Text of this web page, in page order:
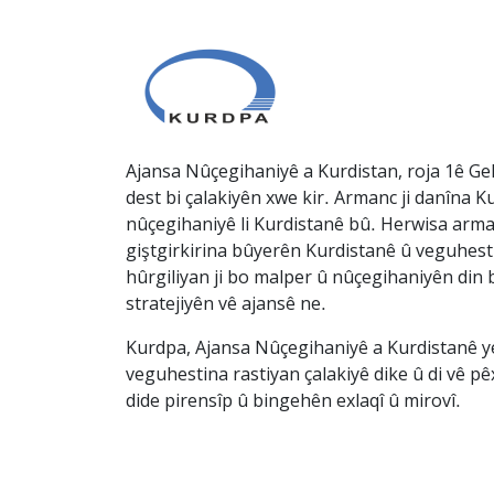
Ajansa Nûçegihaniyê a Kurdistan, roja 1ê
dest bi çalakiyên xwe kir. Armanc ji danîna
nûçegihaniyê li Kurdistanê bû. Herwisa
giştgirkirina bûyerên Kurdistanê û
hûrgiliyan ji bo malper û nûçegihaniyên
stratejiyên vê ajansê ne.
Kurdpa, Ajansa Nûçegihaniyê a Kurdistanê
veguhestina rastiyan çalakiyê dike û di vê
dide pirensîp û bingehên exlaqî û mirovî.